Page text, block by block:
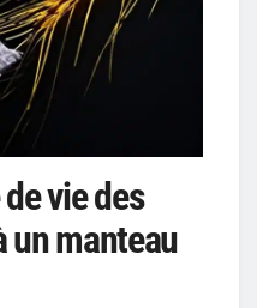
vie des
un manteau